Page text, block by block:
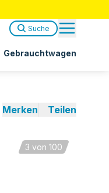
Gebrauchtwagen
Suche
Merken Teilen
3 von 100